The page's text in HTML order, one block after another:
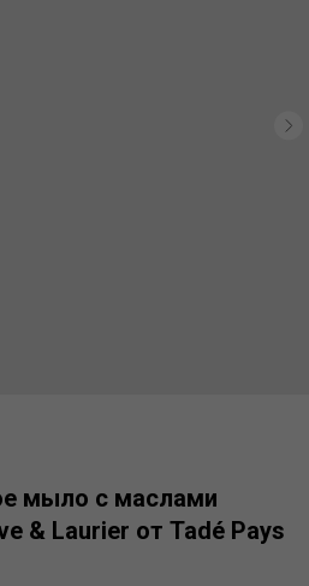
мыло с маслами
& Laurier от Tadé Pays